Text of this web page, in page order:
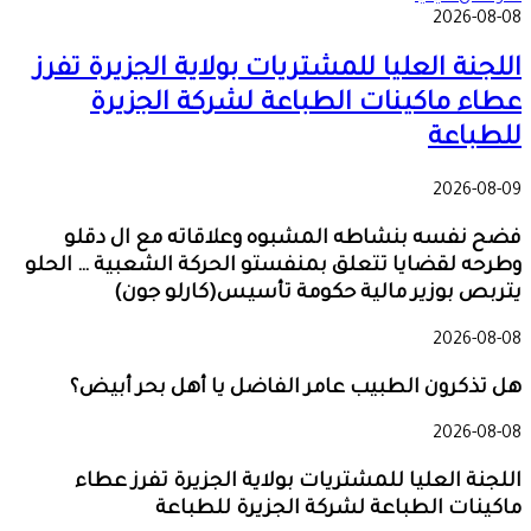
2026-08-08
اللجنة العليا للمشتريات بولاية الجزيرة تفرز
عطاء ماكينات الطباعة لشركة الجزيرة
للطباعة
2026-08-09
فضح نفسه بنشاطه المشبوه وعلاقاته مع ال دقلو
وطرحه لقضايا تتعلق بمنفستو الحركة الشعبية … الحلو
يتربص بوزير مالية حكومة تأسيس(كارلو جون)
2026-08-08
هل تذكرون الطبيب عامر الفاضل يا أهل بحر أبيض؟
2026-08-08
اللجنة العليا للمشتريات بولاية الجزيرة تفرز عطاء
ماكينات الطباعة لشركة الجزيرة للطباعة